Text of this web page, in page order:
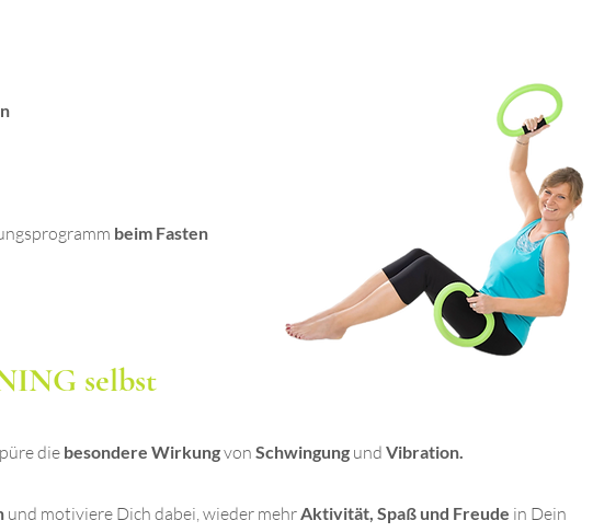
beim Fasten
selbst
die besondere Wirkungvon Schwingung und Vibration.
und motiviere Dich dabei, wieder mehrAktivität, Spaß und Freude in Dein